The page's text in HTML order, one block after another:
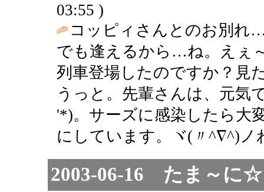
03:55 )
コッピィさんとのお別れ
でも逢えるから…ね。えぇ
列車登場したのですか？見
うっと。先輩さんは、元気
'*)。サーズに感染したら大
にしています。ヾ(〃^∇^)ノ
2003-06-16 たま～に